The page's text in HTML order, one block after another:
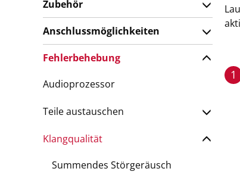
1
Zubehör
Anschlussmöglichkeiten
Fehlerbehebung
Audioprozessor
Teile austauschen
Klangqualität
Summendes Störgeräusch